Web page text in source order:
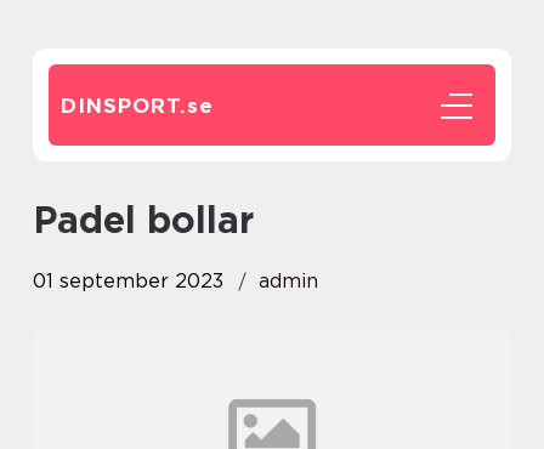
DINSPORT.se
padel bollar
01 september 2023 admin